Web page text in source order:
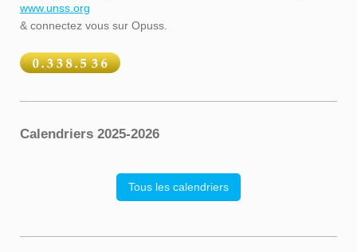
www.unss.org
& connectez vous sur Opuss.
Calendriers 2025-2026
Tous les calendriers